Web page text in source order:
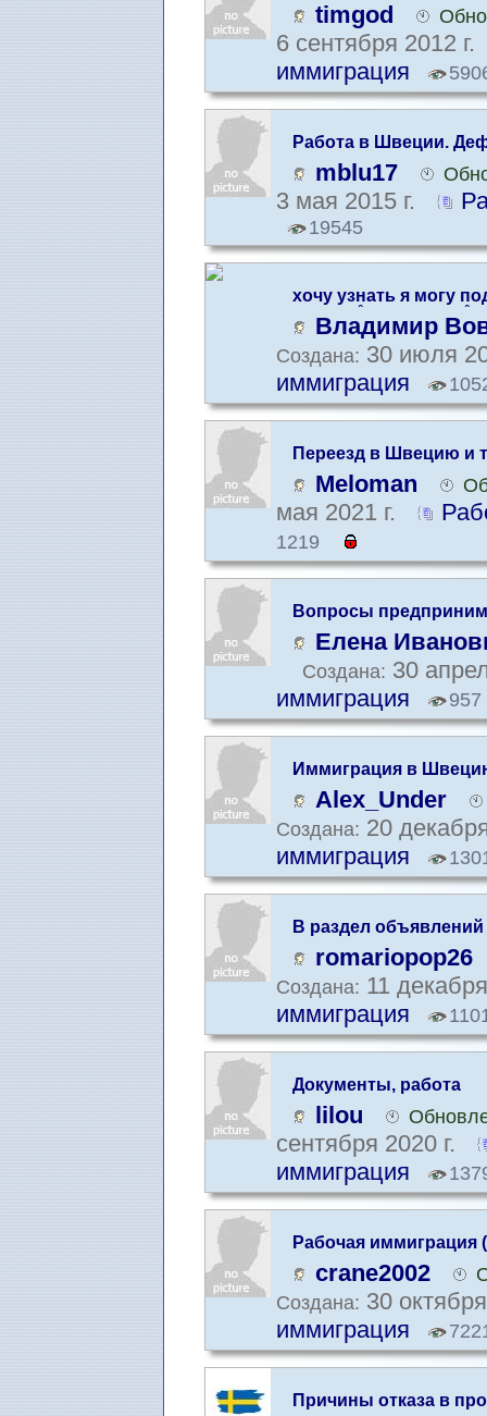
стране?
timgod
6 сентября 2012 г.
иммиграция
Работа в Швеции.
профессии
mblu17
3 мая 2015 г.
19545
хочу узнать я могу
Владимир
Создана: 30 июля
иммиграция
Переезд в Швецию и
ЕС со статусом Long
Meloman
мая 2021 г.
1219
Вопросы
Елена
Создана: 30
иммиграция
957
Иммиграция в
Alex_Under
Создана: 20
иммиграция
В раздел объявлений
romariopop26
Создана: 11
иммиграция
Документы, работа
lilou
сентября 2020 г.
иммиграция
Рабочая иммиграция
crane2002
Создана: 30
иммиграция
Причины отказа в